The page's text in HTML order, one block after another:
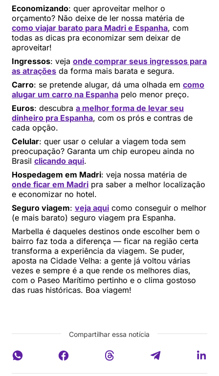
Economizando: quer aproveitar melhor o
orçamento? Não deixe de ler nossa matéria de
como viajar barato para Madri e Espanha, com
todas as dicas pra economizar sem deixar de
aproveitar!
Ingressos: veja onde comprar seus ingressos para
as atrações da forma mais barata e segura.
Carro: se pretende alugar, dá uma olhada em como
alugar um carro na Espanha pelo menor preço.
Euros: descubra a melhor forma de levar seu
dinheiro pra Espanha, com os prós e contras de
cada opção.
Celular: quer usar o celular a viagem toda sem
preocupação? Garanta um chip europeu ainda no
Brasil clicando aqui.
Hospedagem em Madri: veja nossa matéria de
onde ficar em Madri pra saber a melhor localização
e economizar no hotel.
Seguro viagem: veja aqui como conseguir o melhor
(e mais barato) seguro viagem pra Espanha.
Marbella é daqueles destinos onde escolher bem o
bairro faz toda a diferença — ficar na região certa
transforma a experiência da viagem. Se puder,
aposta na Cidade Velha: a gente já voltou várias
vezes e sempre é a que rende os melhores dias,
com o Paseo Marítimo pertinho e o clima gostoso
das ruas históricas. Boa viagem!
Compartilhar essa notícia